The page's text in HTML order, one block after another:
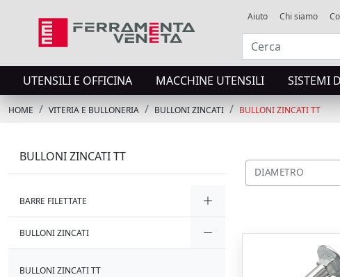
Aiuto Chi siamo
UTENSILI E OFFICINA MACCHINE UTENSILI SISTEMI
HOME VITERIA E BULLONERIA BULLONI ZINCATI BULLONI ZINCATI TT
BULLONI ZINCATI TT
BARRE FILETTATE
BULLONI ZINCATI
BULLONI ZINCATI TT
DIAMETRO